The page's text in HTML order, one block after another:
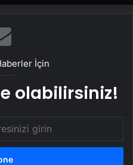
İçin
olabilirsiniz!